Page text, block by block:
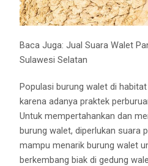
Baca Juga:Jual Suara Walet
Sulawesi Selatan
Populasi burung walet di
karena adanya praktek
Untuk mempertahankan dan
burung walet, diperlukan suara
mampu menarik burung walet
berkembang biak di gedung